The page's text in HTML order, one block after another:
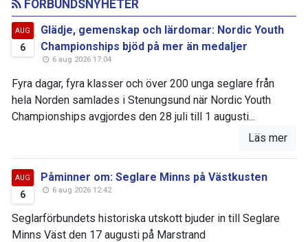
FÖRBUNDSNYHETER
AUG
6
Glädje, gemenskap och lärdomar: Nordic Youth
Championships bjöd på mer än medaljer
6 aug 2026 17:04
Fyra dagar, fyra klasser och över 200 unga seglare från
hela Norden samlades i Stenungsund när Nordic Youth
Championships avgjordes den 28 juli till 1 augusti...
Läs mer
AUG
6
Påminner om: Seglare Minns på Västkusten
6 aug 2026 12:42
Seglarförbundets historiska utskott bjuder in till Seglare
Minns Väst den 17 augusti på Marstrand